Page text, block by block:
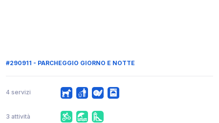
#290911 - PARCHEGGIO GIORNO E NOTTE
4 servizi
3 attività